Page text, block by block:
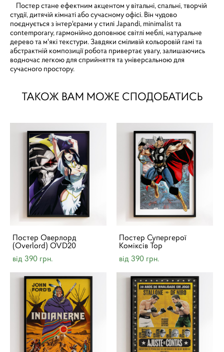
Постер стане ефектним акцентом у вітальні, спальні, творчій
студії, дитячій кімнаті або сучасному офісі. Він чудово
поєднується з інтер'єрами у стилі Japandi, minimalist та
contemporary, гармонійно доповнює світлі меблі, натуральне
дерево та м'які текстури. Завдяки сміливій кольоровій гамі та
абстрактній композиції робота привертає увагу, залишаючись
водночас легкою для сприйняття та універсальною для
сучасного простору.
ТАКОЖ ВАМ МОЖЕ СПОДОБАТИСЬ
Постер Оверлорд
(Overlord) OVD20
від 390 грн.
Постер Супергерої
Коміксів Тор
від 390 грн.